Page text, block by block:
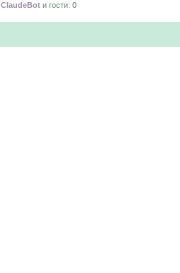
ClaudeBot и гости: 0